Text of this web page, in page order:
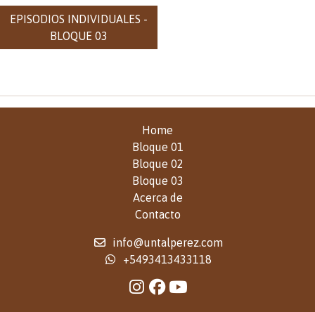
EPISODIOS INDIVIDUALES -
BLOQUE 03
Home
Bloque 01
Bloque 02
Bloque 03
Acerca de
Contacto
info@untalperez.com
+5493413433118